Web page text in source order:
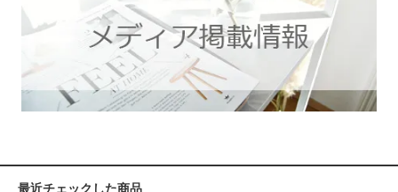
最近チェックした商品